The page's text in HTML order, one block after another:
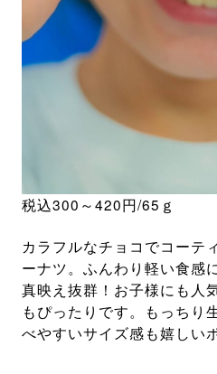
税込300～420円/65ｇ
カラフルなチョコでコーテ
ーナツ。ふんわり軽い食感
真映え抜群！お子様にも人
もぴったりです。もっちり
べやすいサイズ感も嬉しい